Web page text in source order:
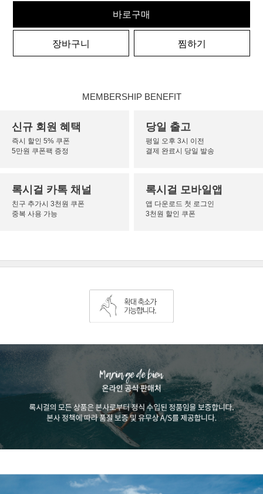
바로구매
장바구니 찜하기
MEMBERSHIP BENEFIT
신규 회원 혜택
즉시 할인 5% 쿠폰
5만원 쿠폰팩 증정
당일 출고
평일 오후 3시 이전
결제 완료시 당일 발송
록시걸 카톡 채널
친구 추가시 3천원 쿠폰
중복 사용 가능
록시걸 모바일앱
앱 다운로드 첫 로그인
3천원 할인 쿠폰